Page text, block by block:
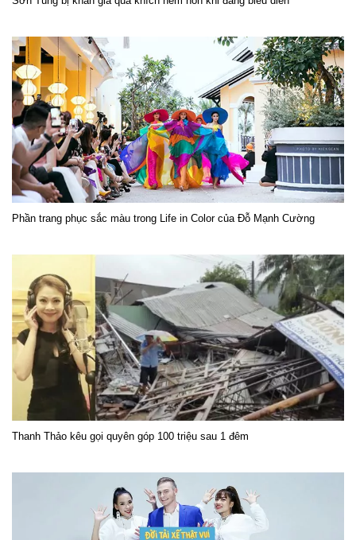
Phần trang phục sắc màu trong Life in Color của Đỗ Mạnh Cường
Thanh Thảo kêu gọi quyên góp 100 triệu sau 1 đêm